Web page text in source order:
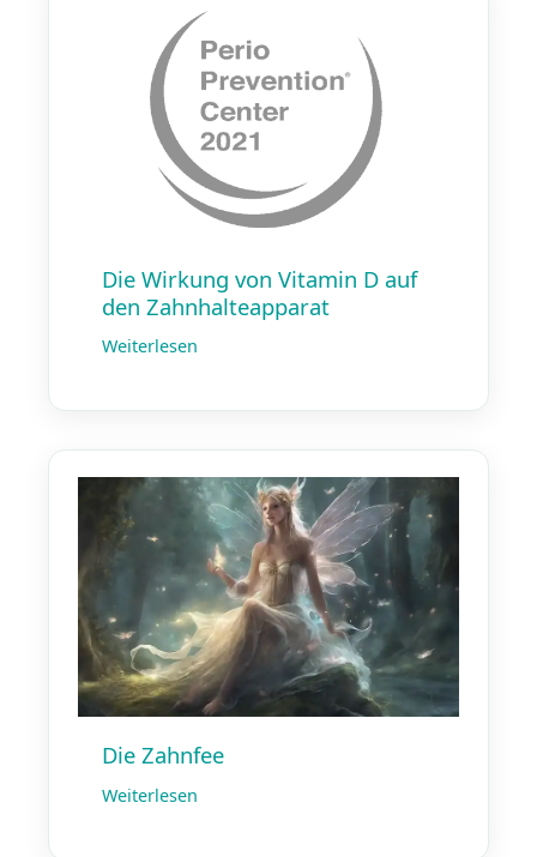
Die Wirkung von Vitamin D auf
den Zahnhalte­apparat
Weiterlesen
Die Zahnfee
Weiterlesen